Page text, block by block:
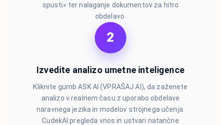
spusti« ter nalaganje dokumentov za hitro
obdelavo.
2
Izvedite analizo umetne inteligence
Kliknite gumb ASK AI (VPRAŠAJ AI), da zaženete
analizo v realnem času z uporabo obdelave
naravnega jezika in modelov strojnega učenja.
CudekAI pregleda vnos in ustvari natančne